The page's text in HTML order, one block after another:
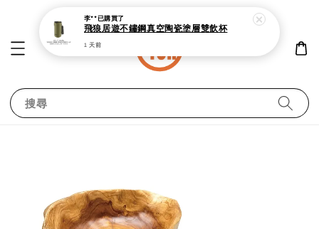
搜尋
飛狼居遊不鏽鋼真空陶瓷塗層雙飲杯